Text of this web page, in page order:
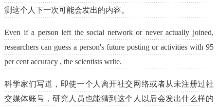
测这个人下一次可能会发出的内容。
Even if a person left the social network or never actually joined,
researchers can guess a person's future posting or activities with 95
per cent accuracy , the scientists write.
科学家们写道，即使一个人离开社交网络或者从未注册过社
交媒体账号，研究人员也能猜到这个人以后会发出什么样的